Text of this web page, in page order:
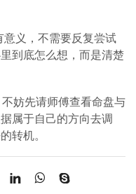
义，不需要反复尝试
到底怎么想，而是清楚
妨先请师傅查看命盘与
属于自己的方向去调
转机。